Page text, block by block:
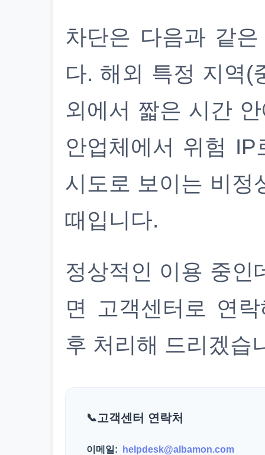
차단은 다음과 같
다. 해외 특정 지역(
외에서 짧은 시간
안업체에서 위험
시도로 보이는 비정
때입니다.
정상적인 이용 중인
면 고객센터로 연
후 처리해 드리겠습
고객센터 연락처
이메일:
helpdesk@albamon.com